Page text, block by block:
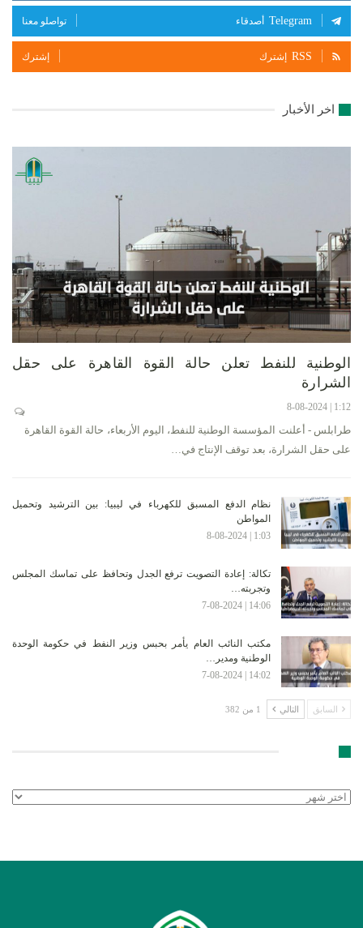
Telegram أصدقاء تواصلو معنا
RSS إشترك إشترك
اخر الأخبار
الوطنية للنفط تعلن حالة القوة القاهرة على حقل
الشرارة
1:12 | 8-08-2024
طرابلس - أعلنت المؤسسة الوطنية للنفط، اليوم الأربعاء، حالة القوة القاهرة
على حقل الشرارة، بعد توقف الإنتاج في…
نظام الدفع المسبق للكهرباء في ليبيا: بين الترشيد وتحميل
المواطن
1:03 | 8-08-2024
تكالة: إعادة التصويت ترفع الجدل وتحافظ على تماسك المجلس
وتجربته…
14:06 | 7-08-2024
مكتب النائب العام يأمر بحبس وزير النفط في حكومة الوحدة
الوطنية ومدير…
14:02 | 7-08-2024
السابق التالي 1 من 382
الأرشيف